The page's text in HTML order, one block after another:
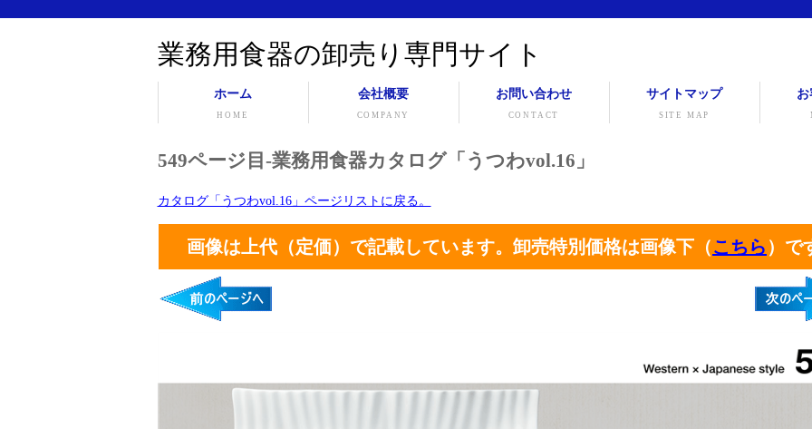
業務用食器の卸売り専門サイト
ホーム
HOME
会社概要
COMPANY
お問い合わせ
CONTACT
サイトマップ
SITE MAP
549ページ目-業務用食器カタログ「うつわvol.16」
カタログ「うつわvol.16」ページリストに戻る。
画像は上代（定価）で記載しています。卸売特別価格は画像下（こちら ）で